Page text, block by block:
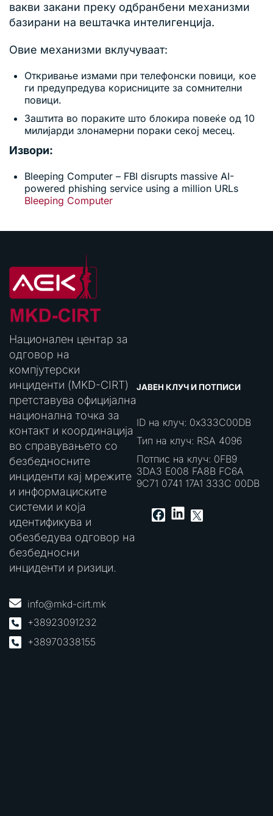
вакви закани преку одбранбени механизми
базирани на вештачка интелигенција.
Овие механизми вклучуваат:
Откривање измами при телефонски повици, кое
ги предупредува корисниците за сомнителни
повици.
Заштита во пораките што блокира повеќе од 10
милијарди злонамерни пораки секој месец.
Извори:
Bleeping Computer – FBI disrupts massive AI-
powered phishing service using a million URLs
Bleeping Computer
Национален центар за
одговор на
компјутерски
инциденти (MKD-CIRT)
претставува официјална
национална точка за
контакт и координација
во справувањето со
безбедносните
инциденти кај мрежите
и информациските
системи и која
идентификува и
обезбедува одговор на
безбедносни
инциденти и ризици.
info@mkd-cirt.mk
+38923091232
+38970338155
ЈАВЕН КЛУЧ И ПОТПИСИ
ID на клуч: 0x333C00DB
Тип на клуч: RSA 4096
Потпис на клуч: 0FB9
3DA3 E008 FA8B FC6A
9C71 0741 17A1 333C 00DB
Facebook
LinkedIn
X